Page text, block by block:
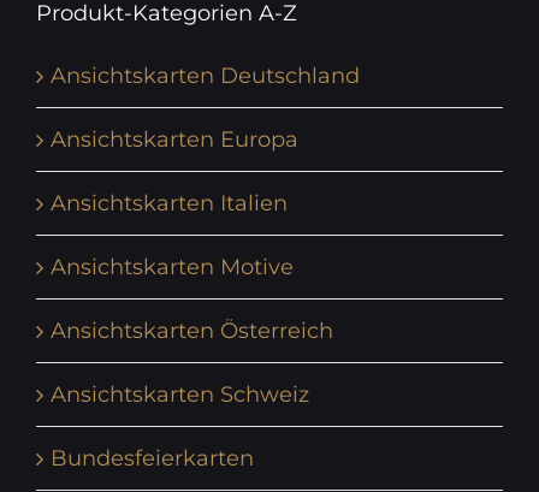
Produkt-Kategorien A-Z
Ansichtskarten Deutschland
Ansichtskarten Europa
Ansichtskarten Italien
Ansichtskarten Motive
Ansichtskarten Österreich
Ansichtskarten Schweiz
Bundesfeierkarten